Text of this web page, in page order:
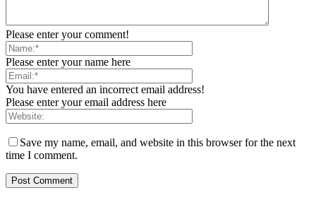
Please enter your comment!
Please enter your name here
You have entered an incorrect email address!
Please enter your email address here
Save my name, email, and website in this browser for the next
time I comment.